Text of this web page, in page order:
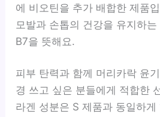
에 비오틴을 추가 배합한 제품
모발과 손톱의 건강을 유지하
B7을 뜻해요.
피부 탄력과 함께 머리카락 윤
경 쓰고 싶은 분들에게 적합한
라겐 성분은 S 제품과 동일하